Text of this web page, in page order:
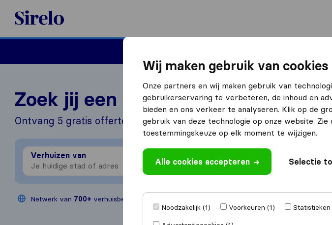
Sirelo.nl
Zoek jij een verhuizer?
Ontvang 5 gratis offertes in 3 stappen
Verhuizen van
Netwerk van 700+ verhuisbedrijven
Wij maken gebruik van cookies
Onze partners en wij maken gebruik van
gebruikerservaring te verbeteren, de inhoud en
bieden en ons verkeer te analyseren. Klik op de
gebruik van deze technologie op onze website. Zie
toestemmingskeuze op elk moment te wijzigen.
Alle cookies accepteren Selectie
Noodzakelijk (1) Voorkeuren (1)
Statistieken